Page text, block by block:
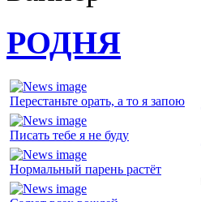
РОДНЯ
Перестаньте орать, а то я запою
Писать тебе я не буду
Нормальный парень растёт